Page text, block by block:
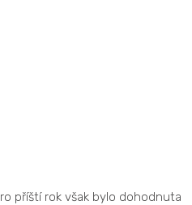
příští rok však bylo dohodnuta